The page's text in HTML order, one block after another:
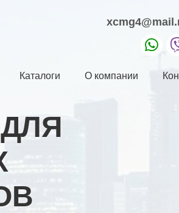
Каталоги О компании